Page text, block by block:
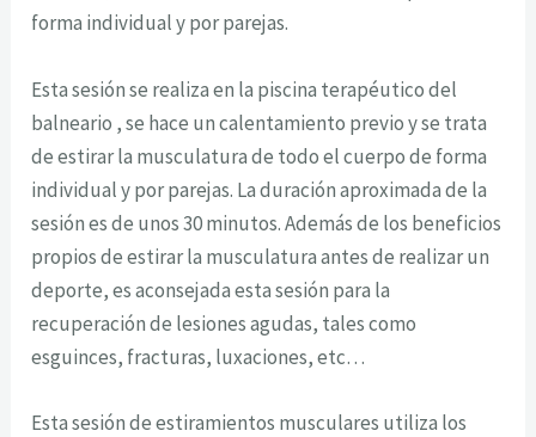
forma individual y por parejas.
Esta sesión se realiza en la piscina terapéutico del
balneario , se hace un calentamiento previo y se trata
de estirar la musculatura de todo el cuerpo de forma
individual y por parejas. La duración aproximada de la
sesión es de unos 30 minutos. Además de los beneficios
propios de estirar la musculatura antes de realizar un
deporte, es aconsejada esta sesión para la
recuperación de lesiones agudas, tales como
esguinces, fracturas, luxaciones, etc…
Esta sesión de estiramientos musculares utiliza los